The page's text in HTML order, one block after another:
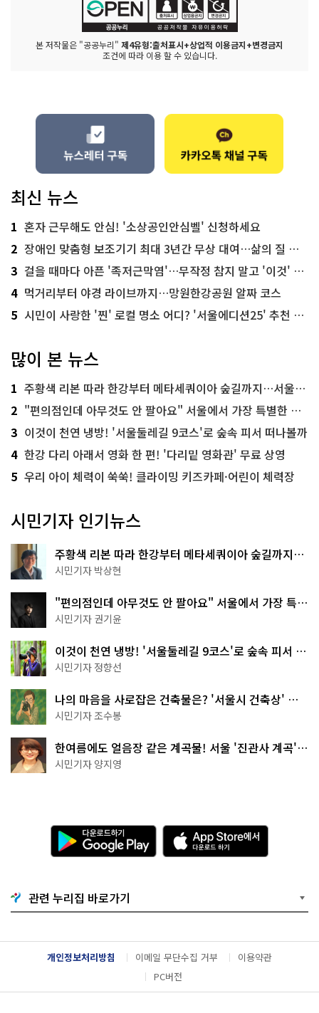
본 저작물은 "공공누리" 제4유형:출처표시+상업적 이용금지+변경금지
조건에 따라 이용 할 수 있습니다.
최신 뉴스
1 혼자 근무해도 안심! '소상공인안심벨' 신청하세요
2 장애인 맞춤형 보조기기 최대 3년간 무상 대여…삶의 질 높인다
3 걸을 때마다 아픈 '족저근막염'…무작정 참지 말고 '이것' 해보세요!
4 먹거리부터 야경 라이브까지…망원한강공원 알짜 코스
5 시민이 사랑한 '찐' 로컬 명소 어디? '서울에디션25' 추천 코스
많이 본 뉴스
1 주황색 리본 따라 한강부터 메타세쿼이아 숲길까지…서울둘레길 15코스
2 "편의점인데 아무것도 안 팔아요" 서울에서 가장 특별한 편의점의 정체
3 이것이 천연 냉방! '서울둘레길 9코스'로 숲속 피서 떠나볼까
4 한강 다리 아래서 영화 한 편! '다리밑 영화관' 무료 상영
5 우리 아이 체력이 쑥쑥! 클라이밍 키즈카페·어린이 체력장
시민기자 인기뉴스
주황색 리본 따라 한강부터 메타세쿼이아 숲길까지…
서울둘레길 15코스
시민기자 박상현
"편의점인데 아무것도 안 팔아요" 서울에서 가장 특별
한 편의점의 정체
시민기자 권기윤
이것이 천연 냉방! '서울둘레길 9코스'로 숲속 피서 떠
나볼까
시민기자 정향선
나의 마음을 사로잡은 건축물은? '서울시 건축상' 수
상작 공개!
시민기자 조수봉
한여름에도 얼음장 같은 계곡물! 서울 '진관사 계곡'이
천국이네~
시민기자 양지영
다
운
로
기
G
o
g
l
e
l
A
p
p
e
서
다
운
드
관련 누리집 바로가기
개인정보처리방침 이메일 무단수집 거부
이용약관
PC버전